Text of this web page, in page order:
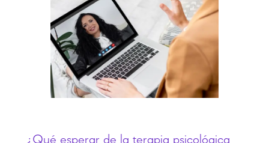
¿Qué esperar de la terapia psicológica